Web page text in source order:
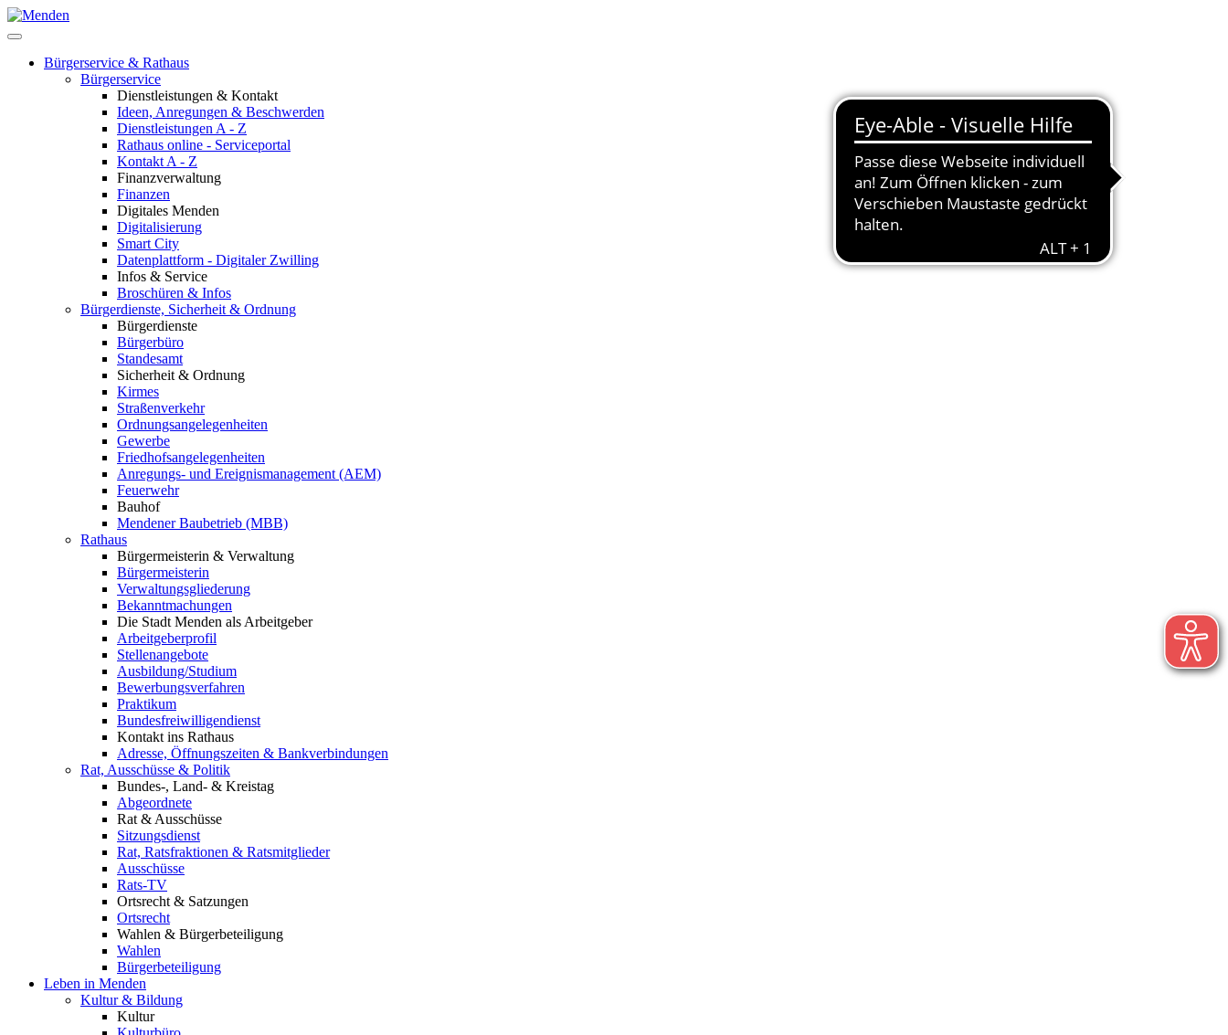
Bürgerservice & Rathaus
Bürgerservice
Dienstleistungen & Kontakt
Ideen, Anregungen & Beschwerden
Dienstleistungen A - Z
Rathaus online - Serviceportal
Kontakt A - Z
Finanzverwaltung
Finanzen
Digitales Menden
Digitalisierung
Smart City
Datenplattform - Digitaler Zwilling
Infos & Service
Broschüren & Infos
Bürgerdienste, Sicherheit & Ordnung
Bürgerdienste
Bürgerbüro
Standesamt
Sicherheit & Ordnung
Kirmes
Straßenverkehr
Ordnungsangelegenheiten
Gewerbe
Friedhofsangelegenheiten
Anregungs- und Ereignismanagement (AEM)
Feuerwehr
Bauhof
Mendener Baubetrieb (MBB)
Rathaus
Bürgermeisterin & Verwaltung
Bürgermeisterin
Verwaltungsgliederung
Bekanntmachungen
Die Stadt Menden als Arbeitgeber
Arbeitgeberprofil
Stellenangebote
Ausbildung/Studium
Bewerbungsverfahren
Praktikum
Bundesfreiwilligendienst
Kontakt ins Rathaus
Adresse, Öffnungszeiten & Bankverbindungen
Rat, Ausschüsse & Politik
Bundes-, Land- & Kreistag
Abgeordnete
Rat & Ausschüsse
Sitzungsdienst
Rat, Ratsfraktionen & Ratsmitglieder
Ausschüsse
Rats-TV
Ortsrecht & Satzungen
Ortsrecht
Wahlen & Bürgerbeteiligung
Wahlen
Bürgerbeteiligung
Leben in Menden
Kultur & Bildung
Kultur